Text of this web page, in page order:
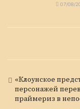
07/08/
«Клоунское
персонажей
праймериз в